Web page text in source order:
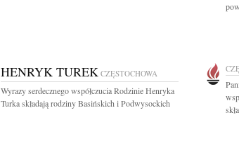
HENRYK TUREK CZĘSTOCHOWA
Wyrazy serdecznego współczucia Rodzinie Henryka
Turka składają rodziny Basińskich i Podwysockich